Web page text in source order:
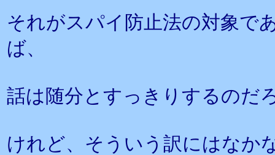
それがスパイ防止法の対象で
ば、
話は随分とすっきりするのだ
けれど、そういう訳にはなか